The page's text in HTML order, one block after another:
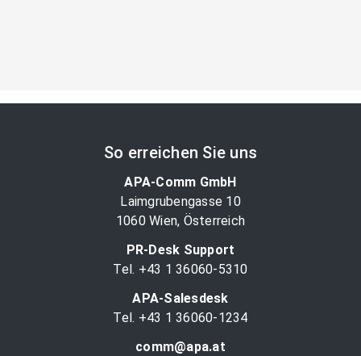
So erreichen Sie uns
APA-Comm GmbH
Laimgrubengasse 10
1060 Wien, Österreich
PR-Desk Support
Tel. +43 1 36060-5310
APA-Salesdesk
Tel. +43 1 36060-1234
comm@apa.at